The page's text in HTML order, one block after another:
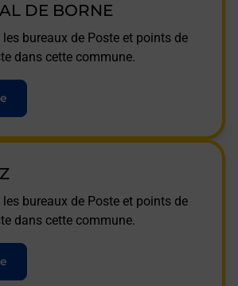
DE BORNE
bureaux de Poste et points de
dans cette commune.
bureaux de Poste et points de
dans cette commune.